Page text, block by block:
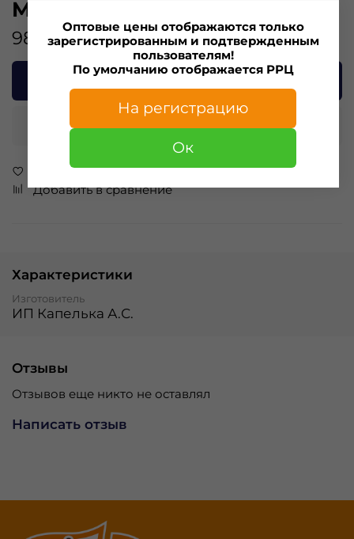
MINOGA №5 тест 28кг (7шт)
98.00 ₽
В корзину
Купить в 1 клик
В избранное
Добавить в сравнение
Характеристики
Изготовитель
ИП Капелька А.С.
Отзывы
Отзывов еще никто не оставлял
Написать отзыв
Оптовые цены отображаются только
зарегистрированным и подтвержденным
пользователям!
По умолчанию отображается РРЦ
На регистрацию
Ок